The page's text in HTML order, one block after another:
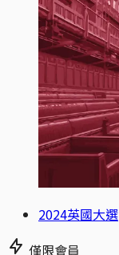
2024英國大選
僅限會員